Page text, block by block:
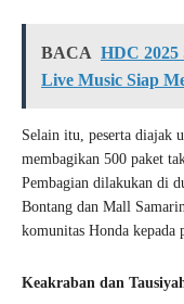
BACA HDC 2025
Live Music Siap
Selain itu, peserta diajak
membagikan 500 paket
Pembagian dilakukan di
Bontang dan Mall
komunitas Honda kepada
Keakraban dan